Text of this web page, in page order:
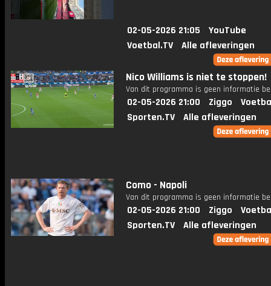
02-05-2026 21:05
YouTube
Voetbal.TV
Alle afleveringen
Nico Williams is niet te stoppen!
Van dit programma is geen informatie
02-05-2026 21:00 Ziggo
Sporten.TV
Alle afleveringen
Como - Napoli
Van dit programma is geen informatie
02-05-2026 21:00 Ziggo
Sporten.TV
Alle afleveringen